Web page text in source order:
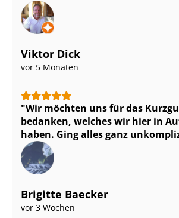
Viktor Dick
vor 5 Monaten
Wir möchten uns für das
bedanken, welches wir hier in
haben. Ging alles ganz
Brigitte Baecker
vor 3 Wochen